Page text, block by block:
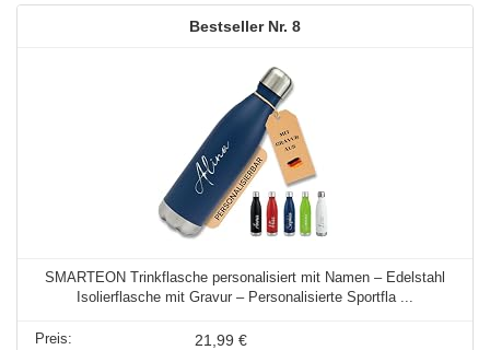
8
SMARTEON Trinkflasche personalisiert mit Namen – Edelstahl
Isolierflasche mit Gravur – Personalisierte Sportfla ...
21,99 €